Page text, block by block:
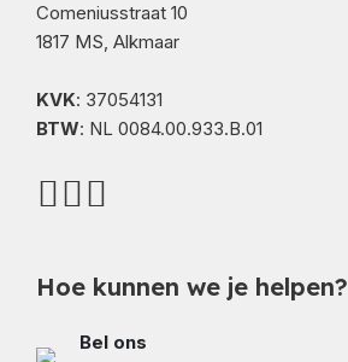
Comeniusstraat 10
1817 MS, Alkmaar
KVK: 37054131
BTW: NL 0084.00.933.B.01
Hoe kunnen we je helpen?
Bel ons